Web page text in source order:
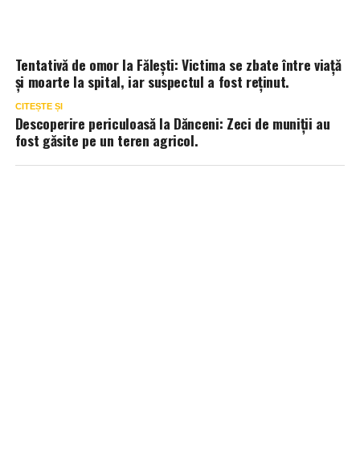
Tentativă de omor la Fălești: Victima se zbate între viață
și moarte la spital, iar suspectul a fost reținut.
CITEȘTE ȘI
Descoperire periculoasă la Dănceni: Zeci de muniții au
fost găsite pe un teren agricol.